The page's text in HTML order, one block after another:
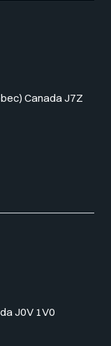
Canada J7Z
J0V 1V0